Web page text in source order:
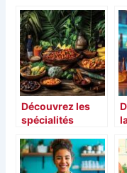
compare ?
Découvrez les
spécialités
des Antilles à
votre table